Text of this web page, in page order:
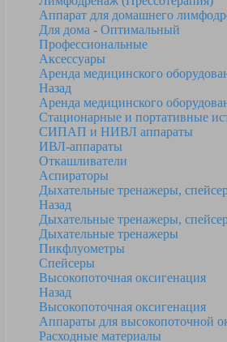
Аппарат для домашнего
Для дома - Оптимальный
Профессиональные
Аксессуары
Аренда медицинского
Назад
Аренда медицинского
Стационарные и портативные
СИПАП и НИВЛ аппараты
ИВЛ-аппараты
Откашливатели
Аспираторы
Дыхательные тренажеры,
Назад
Дыхательные тренажеры,
Дыхательные тренажеры
Пикфлуометры
Спейсеры
Высокопоточная оксигенация
Назад
Высокопоточная оксигенация
Аппараты для высокопоточной
Расходные материалы